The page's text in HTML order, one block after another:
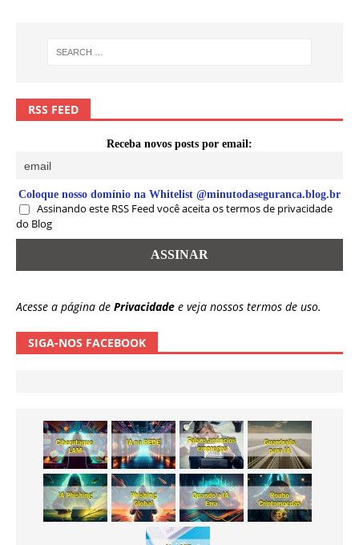
RSS FEED
Receba novos posts por email:
Coloque nosso domínio na Whitelist @minutodaseguranca.blog.br
Assinando este RSS Feed você aceita os termos de privacidade
do Blog
Acesse a página de Privacidade e veja nossos termos de uso.
SIGA-NOS FACEBOOK